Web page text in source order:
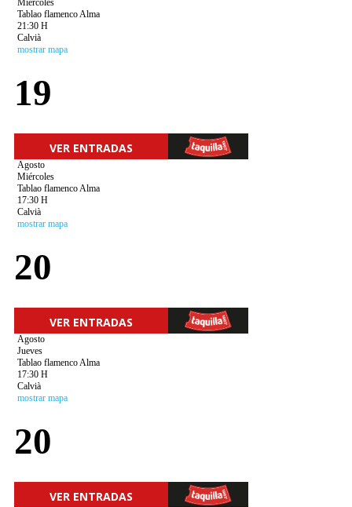
Miércoles
Tablao flamenco Alma
21:30 H
Calvià
mostrar mapa
19
VER ENTRADAS
Agosto
Miércoles
Tablao flamenco Alma
17:30 H
Calvià
mostrar mapa
20
VER ENTRADAS
Agosto
Jueves
Tablao flamenco Alma
17:30 H
Calvià
mostrar mapa
20
VER ENTRADAS